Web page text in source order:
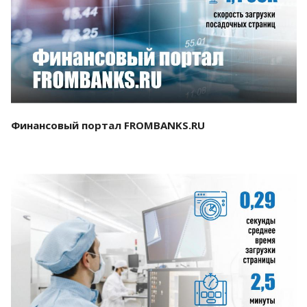
Смотреть проект
Финансовый портал FROMBANKS.RU
Смотреть проект